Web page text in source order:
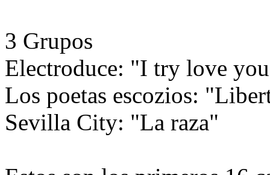
3 Grupos
Electroduce: "I try love
Los poetas escozios:
Sevilla City: "La raza"